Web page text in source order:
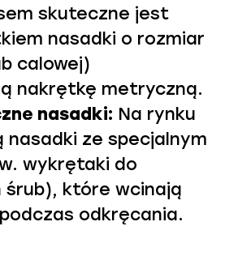
skuteczne jest
nasadki o rozmiar
calowej)
nakrętkę metryczną.
nasadki: Na rynku
nasadki ze specjalnym
wykrętaki do
śrub), które wcinają
odkręcania.